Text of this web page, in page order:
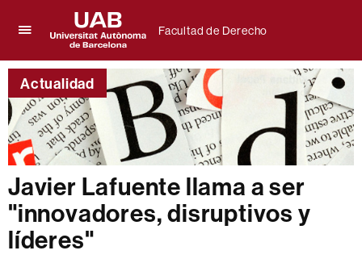
aquí
para
desplegar
el
menú
de
Facultad
Derecho
Universitat
Autònoma
de
Barcelona
Facultad de Derecho
Actualidad
Javier Lafuente llama a ser
"innovadores, disruptivos y
líderes"